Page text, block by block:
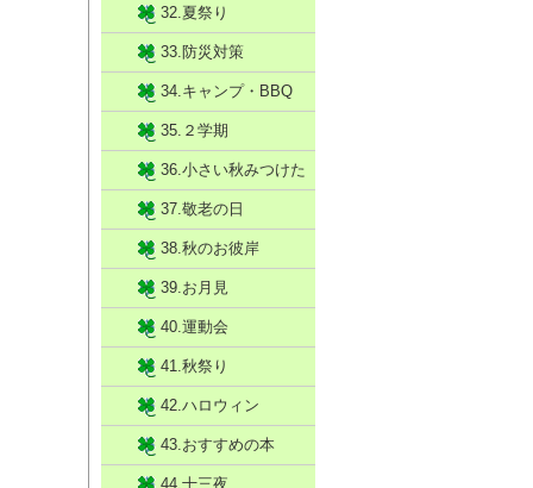
32.夏祭り
33.防災対策
34.キャンプ・BBQ
35.２学期
36.小さい秋みつけた
37.敬老の日
38.秋のお彼岸
39.お月見
40.運動会
41.秋祭り
42.ハロウィン
43.おすすめの本
44.十三夜